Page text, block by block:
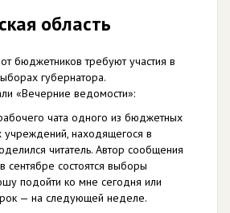
область
бюджетников требуют участия в
губернатора.
«Вечерние ведомости»:
чата одного из бюджетных
учреждений, находящегося в
читатель. Автор сообщения
сентябре состоятся выборы
подойти ко мне сегодня или
— на следующей неделе.